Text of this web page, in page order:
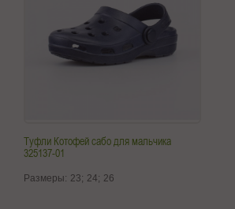
Туфли Котофей сабо для мальчика
325137-01
Размеры: 23; 24; 26